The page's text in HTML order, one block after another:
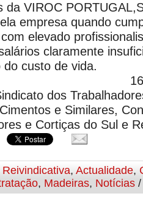
da VIROC
empresa quando
elevado
claramente
custo de vida.
dos
e Similares,
e Cortiças do Sul e
, Actualidade,
, Madeiras, Notícias /